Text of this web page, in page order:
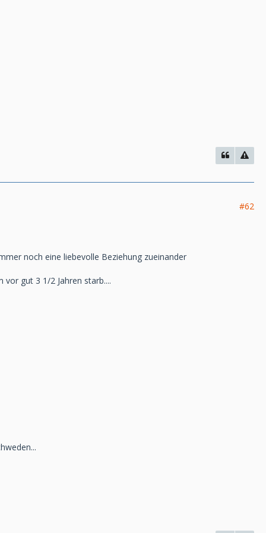
#62
noch eine liebevolle Beziehung zueinander
gut 3 1/2 Jahren starb....